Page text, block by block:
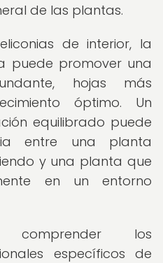
de las plantas.
de interior, la
puede promover una
hojas más
óptimo. Un
equilibrado puede
entre una planta
y una planta que
en un entorno
comprender los
específicos de